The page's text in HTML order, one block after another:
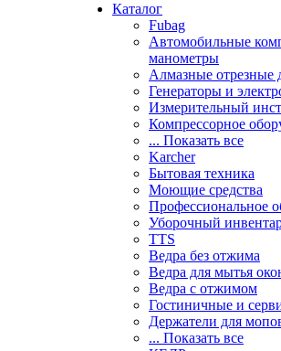
Каталог
Fubag
Автомобильные
манометры
Алмазные отрезные
Генераторы и
Измерительный
Компрессорное
... Показать все
Karcher
Бытовая техника
Моющие средства
Профессиональное
Уборочный
TTS
Ведра без отжима
Ведра для мытья
Ведра с отжимом
Гостиничные и
Держатели для
... Показать все